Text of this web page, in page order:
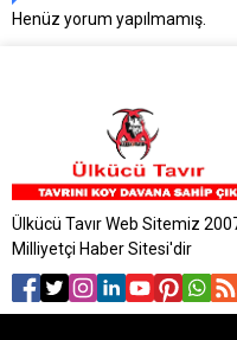
Henüz yorum yapılmamış.
Ülkücü Tavır Web Sitemiz
Milliyetçi Haber Sitesi'dir